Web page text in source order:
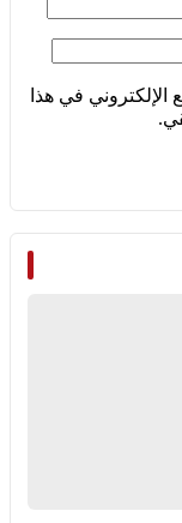
الإلكتروني في هذا